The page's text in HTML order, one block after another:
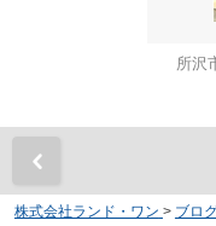
所沢
株式会社ランド・ワン > ブロ